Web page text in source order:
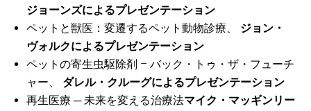
ジョーンズによるプレゼンテーション
ペットと獣医：変遷するペット動物診療、 ジョン・
ヴォルクによるプレゼンテーション
ペットの寄生虫駆除剤 – バック・トゥ・ザ・フューチ
ャー、
ダレル・クルーグによるプレゼンテーション
再生医療 ─ 未来を変える治療法マイク・マッギンリー